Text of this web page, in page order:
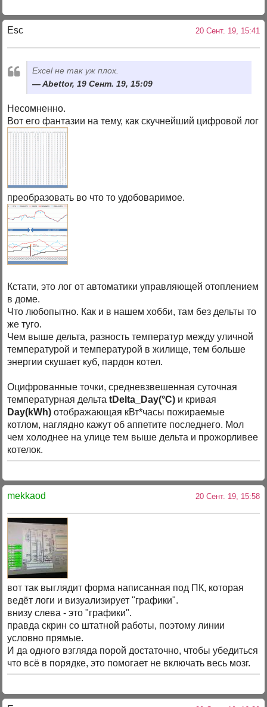
Esc 20 Сент. 19, 15:41
Excel не так уж плох.
Abettor, 19 Сент. 19, 15:09
Несомненно.
Вот его фантазии на тему, как скучнейший цифровой лог
преобразовать во что то удобоваримое.
Кстати, это лог от автоматики управляющей отоплением
в доме.
Что любопытно. Как и в нашем хобби, там без дельты то
же туго.
Чем выше дельта, разность температур между уличной
температурой и температурой в жилище, тем больше
энергии скушает куб, пардон котел.
Оцифрованные точки, средневзвешенная суточная
температурная дельтаtDelta_Day(°C) и кривая
Day(kWh) отображающая кВт*часы пожираемые
котлом, наглядно кажут об аппетите последнего. Мол
чем холоднее на улице тем выше дельта и прожорливее
котелок.
mekkaod 20 Сент. 19, 15:58
вот так выглядит форма написанная под ПК, которая
ведёт логи и визуализирует "графики".
внизу слева - это "графики".
правда скрин со штатной работы, поэтому линии
условно прямые.
И да одного взгляда порой достаточно, чтобы убедиться
что всё в порядке, это помогает не включать весь мозг.